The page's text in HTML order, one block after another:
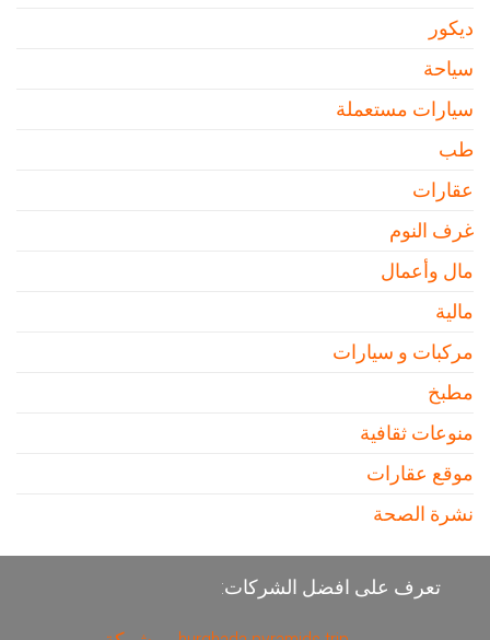
ديكور
سياحة
سيارات مستعملة
طب
عقارات
غرف النوم
مال وأعمال
مالية
مركبات و سيارات
مطبخ
منوعات ثقافية
موقع عقارات
نشرة الصحة
تعرف على افضل الشركات: